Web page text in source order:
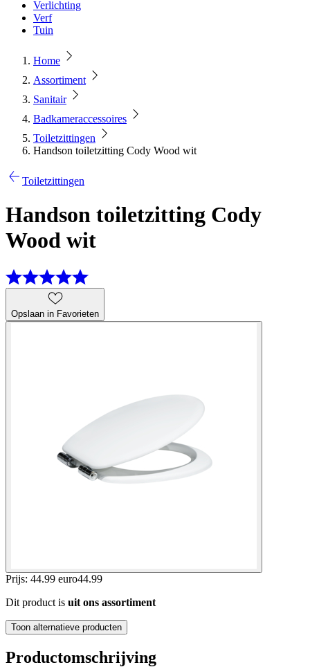
Verlichting
Verf
Tuin
Home
Assortiment
Sanitair
Badkameraccessoires
Toiletzittingen
Handson toiletzitting Cody Wood wit
Toiletzittingen
Handson toiletzitting Cody
Wood wit
Opslaan in Favorieten
Prijs: 44.99 euro44.99
Dit product is uit ons assortiment
Toon alternatieve producten
Productomschrijving